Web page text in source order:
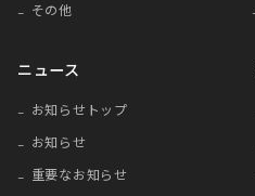
その他
ニュース
お知らせトップ
お知らせ
重要なお知らせ